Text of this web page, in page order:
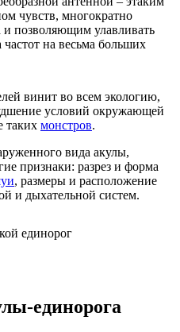
чувств, многократно
позволяющим улавливать
на весьма больших
винит во всем экологию,
условий окружающей
таких монстров.
вида акулы,
признаки: разрез и форма
, размеры и расположение
и дыхательной систем.
единорога